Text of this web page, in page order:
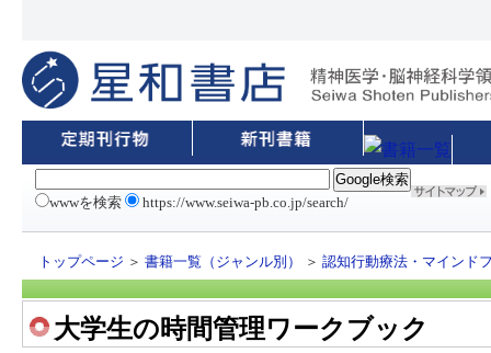
wwwを検索 https://www.seiwa-pb.co.jp/search/
トップページ ＞ 書籍一覧（ジャンル別） ＞ 認知行動療法・マインド
大学生の時間管理ワークブック